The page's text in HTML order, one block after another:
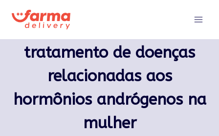
para
Conteúdotratamento de doenças
relacionadas aos
hormônios andrógenos na
mulher